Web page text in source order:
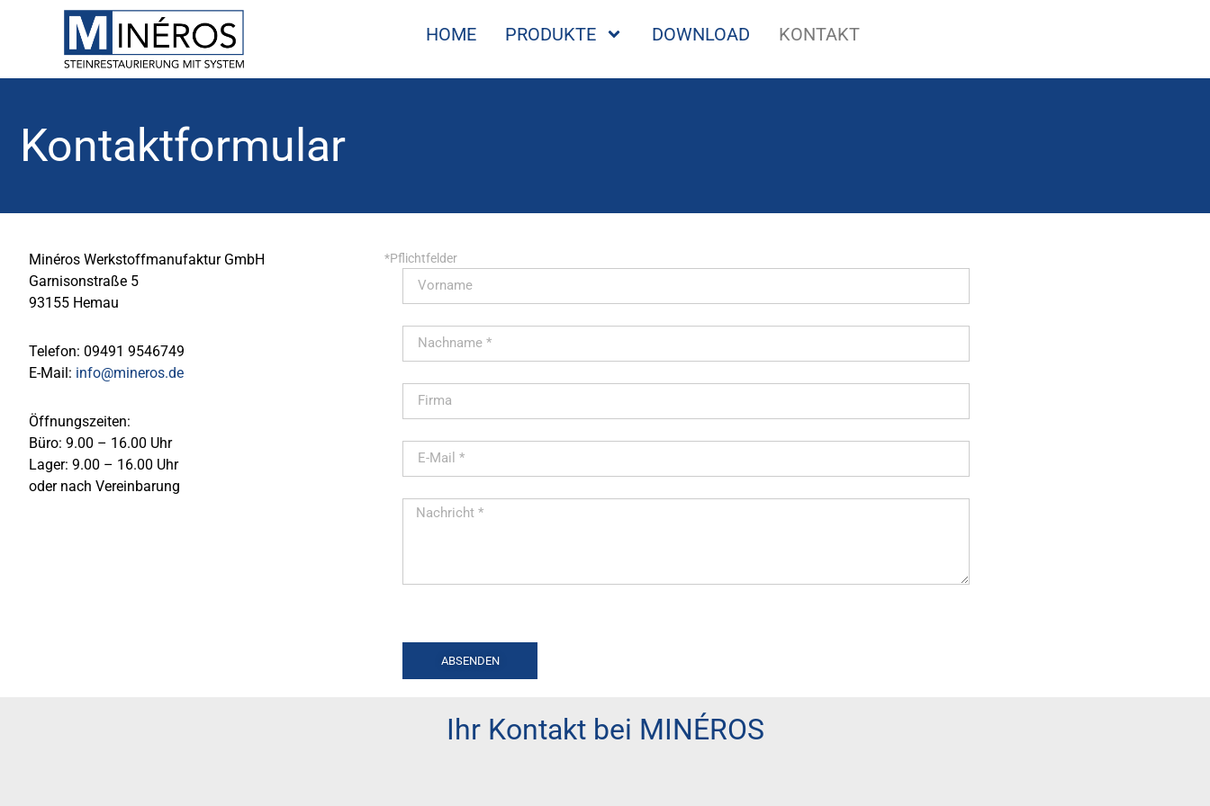
HOME PRODUKTE DOWNLOAD KONTAKT
Kontaktformular
Minéros Werkstoffmanufaktur GmbH
Garnisonstraße 5
93155 Hemau
Telefon: 09491 9546749
E-Mail: info@mineros.de
Öffnungszeiten:
Büro: 9.00 – 16.00 Uhr
Lager: 9.00 – 16.00 Uhr
oder nach Vereinbarung
*Pflichtfelder
ABSENDEN
Ihr Kontakt bei MINÉROS